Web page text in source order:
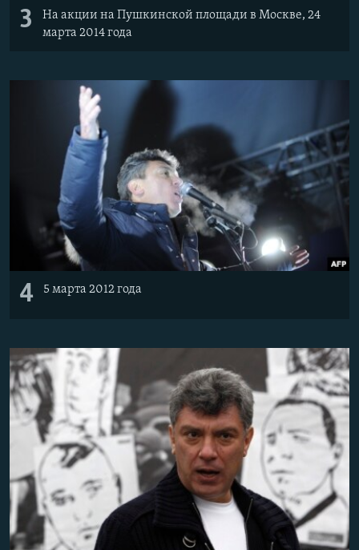
3
На акции на Пушкинской площади в Москве, 24
марта 2014 года
4 5 марта 2012 года